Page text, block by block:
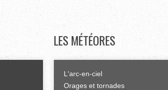
LES MÉTÉORES
L'arc-en-ciel
Orages et tornades